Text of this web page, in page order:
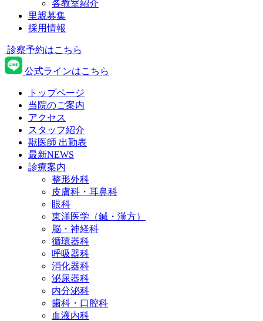
各教室紹介
里親募集
採用情報
診察予約はこちら
公式ラインはこちら
トップページ
当院のご案内
アクセス
スタッフ紹介
獣医師 出勤表
最新NEWS
診療案内
整形外科
皮膚科・耳鼻科
眼科
東洋医学（鍼・漢方）
脳・神経科
循環器科
呼吸器科
消化器科
泌尿器科
内分泌科
歯科・口腔科
血液内科